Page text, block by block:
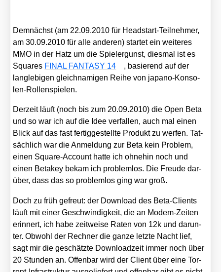
Dem­nächst (am 22.09.2010 für Head­start-Teil­neh­mer,
am 30.09.2010 für alle ande­ren) star­tet ein wei­te­res
MMO in der Hatz um die Spie­ler­gunst, dies­mal ist es
Squa­res FINAL FANTASY 14
, basie­rend auf der
lang­le­bi­gen gleich­na­mi­gen Rei­he von japa­no-Kon­so­
len-Rol­len­spie­len.
Der­zeit läuft (noch bis zum 20.09.2010) die Open Beta
und so war ich auf die Idee ver­fal­len, auch mal einen
Blick auf das fast fer­tig­ge­stell­te Pro­dukt zu wer­fen. Tat­
säch­lich war die Anmel­dung zur Beta kein Pro­blem,
einen Squa­re-Account hat­te ich ohne­hin noch und
einen Beta­key bekam ich pro­blem­los. Die Freu­de dar­
über, dass das so pro­blem­los ging war groß.
Doch zu früh gefreut: der Down­load des Beta-Cli­ents
läuft mit einer Geschwin­dig­keit, die an Modem-Zei­ten
erin­nert, ich habe zeit­wei­se Raten von 12k und dar­un­
ter. Obwohl der Rech­ner die gan­ze letz­te Nacht lief,
sagt mir die geschätz­te Down­load­zeit immer noch über
20 Stun­den an. Offen­bar wird der Cli­ent über eine Tor­